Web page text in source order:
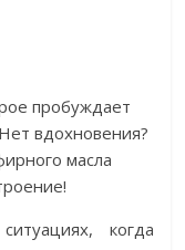
пробуждает
вдохновения?
масла
когда